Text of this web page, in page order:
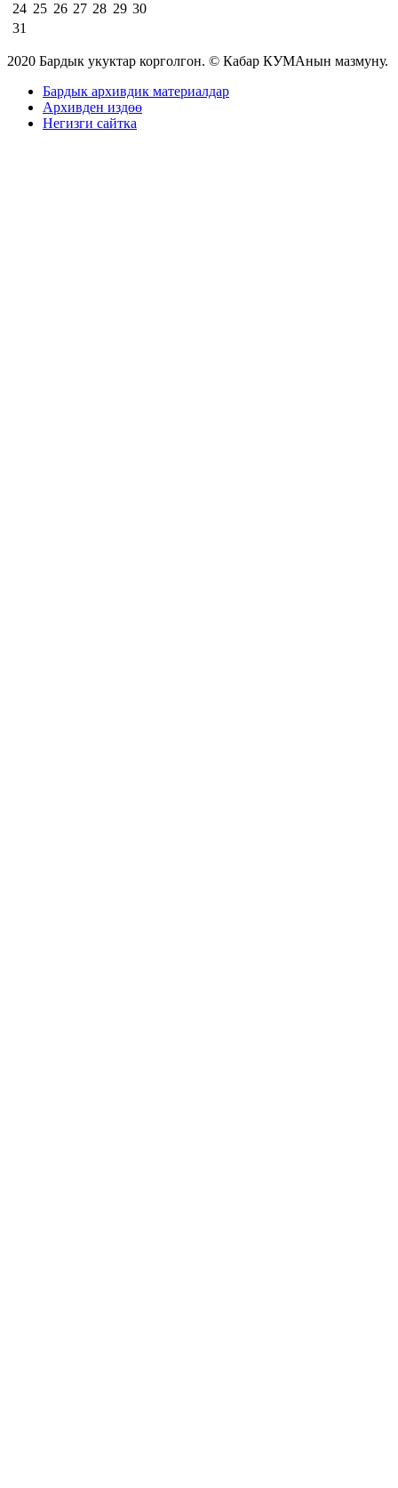
24 25 26 27 28 29 30
31
2020 Бардык укуктар корголгон. © Кабар КУМАнын мазмуну.
Бардык архивдик материалдар
Архивден издөө
Негизги сайтка